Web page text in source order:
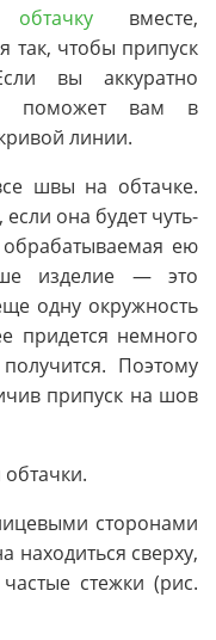
обтачкувместе,
так, чтобы припуск
вы аккуратно
поможет вам в
линии.
швы на обтачке.
она будет чуть-
ею
изделие — это
одну окружность
придется немного
Поэтому
припуск на шов
сторонами
находиться сверху,
стежки (рис.